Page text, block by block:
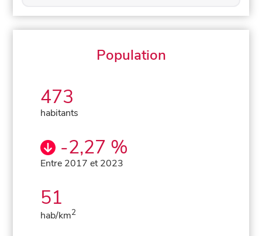
Population
473
habitants
-2,27 %
Entre 2017 et 2023
51
hab/km2